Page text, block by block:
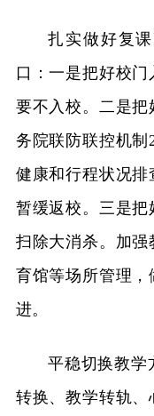
扎实做好复
口：一是把好校
要不入校。二是把
务院联防联控机制
健康和行程状况排
暂缓返校。三是
扫除大消杀。加
育馆等场所管理
进。
平稳切换教学
转换、教学转轨